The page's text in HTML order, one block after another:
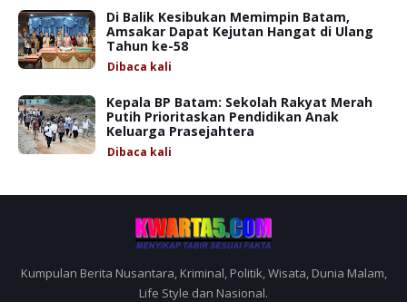
Di Balik Kesibukan Memimpin Batam,
Amsakar Dapat Kejutan Hangat di Ulang
Tahun ke-58
Dibaca kali
Kepala BP Batam: Sekolah Rakyat Merah
Putih Prioritaskan Pendidikan Anak
Keluarga Prasejahtera
Dibaca kali
Kumpulan Berita Nusantara, Kriminal, Politik, Wisata, Dunia Malam,
Life Style dan Nasional.